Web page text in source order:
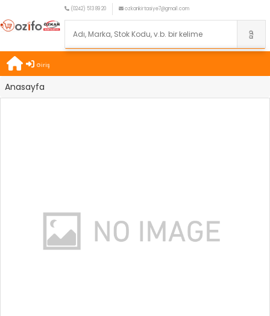
(0242) 513 89 20 ozkankirtasiye7@gmail.com
Giriş
Anasayfa